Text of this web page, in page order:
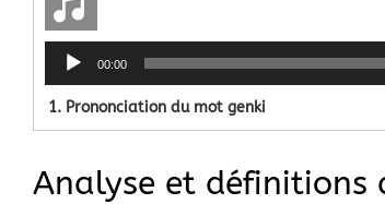
Lecteur
audio
00:00
1. Prononciation du mot genki
Analyse et définitions